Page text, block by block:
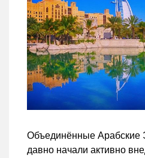
Объединённые Арабские
давно начали активно